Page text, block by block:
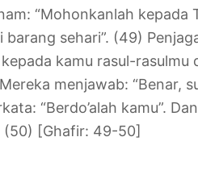
“Mohonkanlah kepada
barang sehari”. (49)
kamu rasul-
menjawab: “Benar,
“Berdo’alah kamu”.
(50) [Ghafir: 49-50]